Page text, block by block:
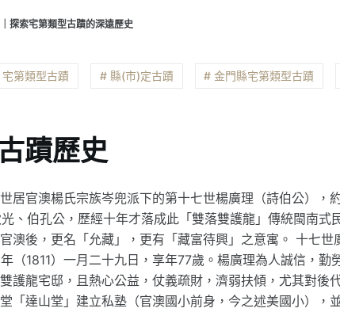
探索宅第類型古蹟的深遠歷史
第類型古蹟 # 縣(市)定古蹟 # 金門縣宅第類型古蹟
蹟歷史
居官澳楊氏宗族岑兜派下的第十七世楊廣理（詩伯公）
、伯孔公，歷經十年才落成此「雙落雙護龍」傳統閩南式
澳後，更名「允藏」，更有「藏富待興」之意寓。 十七
（1811）一月二十九日，享年77歲。楊廣理為人誠信，
護龍宅邸，且熱心公益，仗義疏財，濟弱扶傾，尤其對後
「達山堂」建立私塾（官澳國小前身，今之述美國小），